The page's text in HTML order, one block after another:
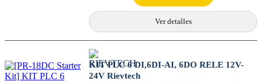
Ver detalles
KIT PLC 6 DI,6DI-AI, 6DO RELE 12V-
24V Rievtech